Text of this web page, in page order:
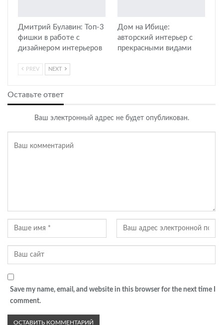
Дмитрий Булавин: Топ-3
фишки в работе с
дизайнером интерьеров
Дом на Ибице:
авторский интерьер с
прекрасными видами
PREV NEXT
Оставьте ответ
Ваш электронный адрес не будет опубликован.
Save my name, email, and website in this browser for the next time I
comment.